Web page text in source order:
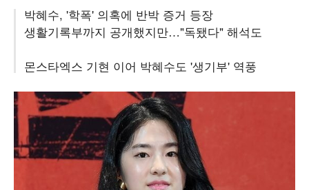
박혜수, '학폭' 의혹에 반박 증거 등장
생활기록부까지 공개했지만…"독됐다" 해석도
몬스타엑스 기현 이어 박혜수도 '생기부' 역풍